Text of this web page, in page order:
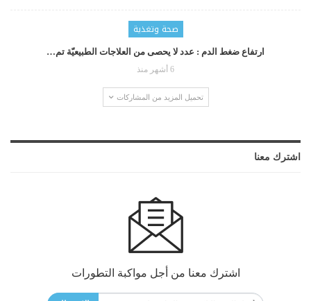
صحة وتغذية
ارتفاع ضغط الدم : عدد لا يحصى من العلاجات الطبيعيّة تم…
6 أشهر منذ
تحميل المزيد من المشاركات
اشترك معنا
اشترك معنا من أجل مواكبة التطورات